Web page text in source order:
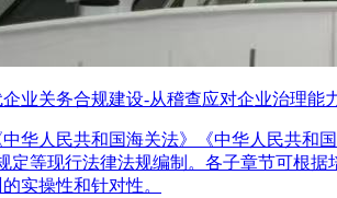
业关务合规建设-从稽查应对企业治理能
华人民共和国海关法》《中华人民共和
定等现行法律法规编制。各子章节可根
实操性和针对性。